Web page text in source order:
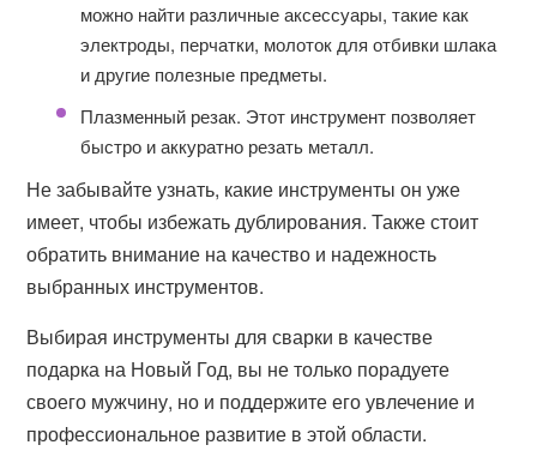
можно найти различные аксессуары, такие как
электроды, перчатки, молоток для отбивки шлака
и другие полезные предметы.
Плазменный резак. Этот инструмент позволяет
быстро и аккуратно резать металл.
Не забывайте узнать, какие инструменты он уже
имеет, чтобы избежать дублирования. Также стоит
обратить внимание на качество и надежность
выбранных инструментов.
Выбирая инструменты для сварки в качестве
подарка на Новый Год, вы не только порадуете
своего мужчину, но и поддержите его увлечение и
профессиональное развитие в этой области.